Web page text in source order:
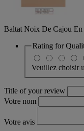
Baltat Noix De Cajou En
Rating for
Veuillez choisir
Title of your review
Votre nom
Votre avis